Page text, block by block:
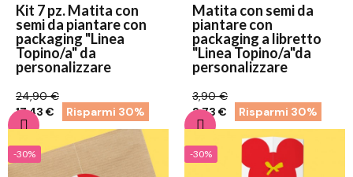
Kit 7 pz. Matita con
semi da piantare con
packaging "Linea
Topino/a" da
personalizzare
24,90 €
17,43 €
Risparmi 30%
Matita con semi da
piantare con
packaging a libretto
"Linea Topino/a"da
personalizzare
3,90 €
2,73 €
Risparmi 30%
-30% -30%